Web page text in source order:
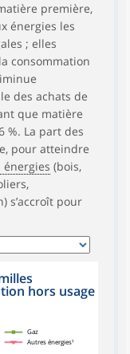
première,
énergies les
; elles
consommation
des achats de
que matière
%. La part des
pour atteindre
énergies (bois,
s’accroît pour
hors usage
Gaz
Autres énergies¹